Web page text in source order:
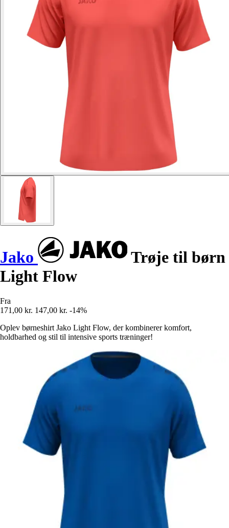
Jako
Trøje til børn
Light Flow
Fra
171,00 kr. 147,00 kr. -14%
Oplev børneshirt Jako Light Flow, der kombinerer komfort,
holdbarhed og stil til intensive sports træninger!